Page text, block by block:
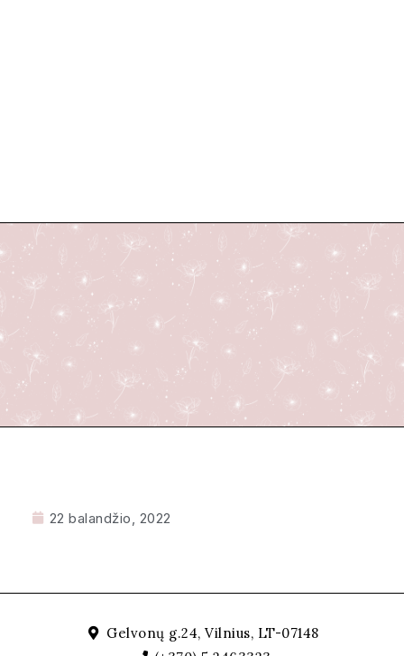
22 balandžio, 2022
Gelvonų g.24, Vilnius, LT-07148